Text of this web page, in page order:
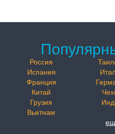
Россия
Испания
Франция
Китай
Грузия
Вьетнам